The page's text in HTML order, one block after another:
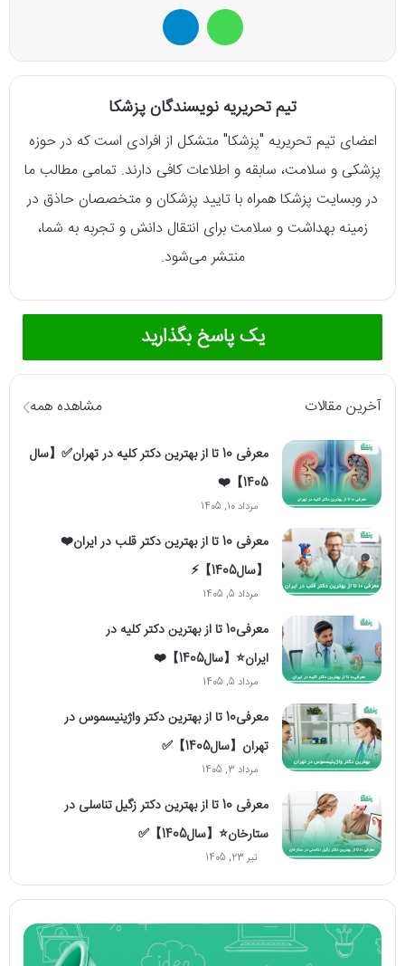
واتس آپ
تیم تحریریه نویسندگان پزشکا
اعضای تیم تحریریه "پزشکا" متشکل از افرادی است که در حوزه
پزشکی و سلامت، سابقه و اطلاعات کافی دارند. تمامی مطالب ما
در وبسایت پزشکا همراه با تایید پزشکان و متخصصان حاذق در
زمینه بهداشت و سلامت برای انتقال دانش و تجربه به شما،
منتشر می‌شود.
یک پاسخ بگذارید
آخرین مقالات مشاهده همه
معرفی 10 تا از بهترین دکتر کلیه در تهران✅【سال
1405】❤️
مرداد 10, 1405
معرفی 10 تا از بهترین دکتر قلب در ایران❤️
【سال1405】⚡️
مرداد 5, 1405
معرفی10 تا از بهترین دکتر کلیه در
ایران⭐【سال1405】❤️
مرداد 5, 1405
معرفی10 تا از بهترین دکتر واژینیسموس در
تهران【سال1405】✅
مرداد 3, 1405
معرفی 10 تا از بهترین دکتر زگیل تناسلی در
ستارخان⭐【سال1405】✅
تیر 23, 1405